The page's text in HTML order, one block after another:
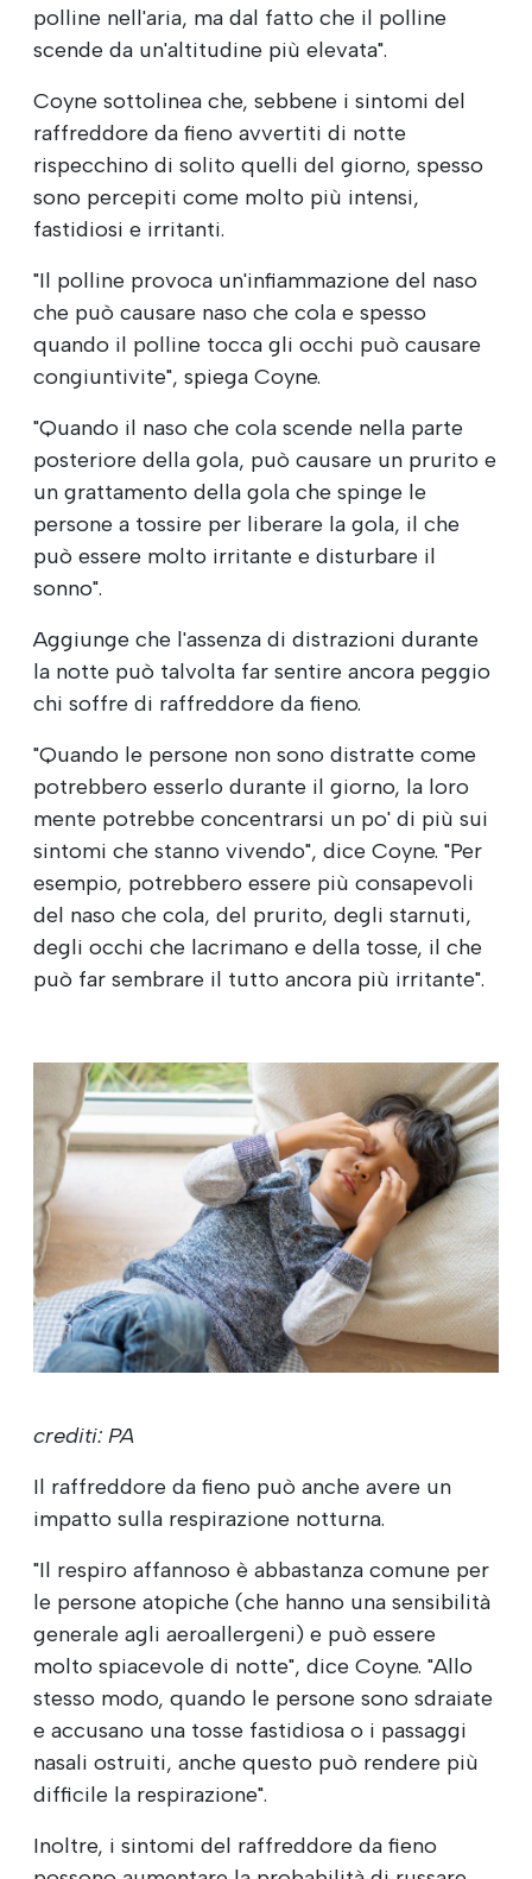
polline nell'aria, ma dal fatto che il polline
scende da un'altitudine più elevata".
Coyne sottolinea che, sebbene i sintomi del
raffreddore da fieno avvertiti di notte
rispecchino di solito quelli del giorno, spesso
sono percepiti come molto più intensi,
fastidiosi e irritanti.
"Il polline provoca un'infiammazione del naso
che può causare naso che cola e spesso
quando il polline tocca gli occhi può causare
congiuntivite", spiega Coyne.
"Quando il naso che cola scende nella parte
posteriore della gola, può causare un prurito e
un grattamento della gola che spinge le
persone a tossire per liberare la gola, il che
può essere molto irritante e disturbare il
sonno".
Aggiunge che l'assenza di distrazioni durante
la notte può talvolta far sentire ancora peggio
chi soffre di raffreddore da fieno.
"Quando le persone non sono distratte come
potrebbero esserlo durante il giorno, la loro
mente potrebbe concentrarsi un po' di più sui
sintomi che stanno vivendo", dice Coyne. "Per
esempio, potrebbero essere più consapevoli
del naso che cola, del prurito, degli starnuti,
degli occhi che lacrimano e della tosse, il che
può far sembrare il tutto ancora più irritante".
crediti: PA
Il raffreddore da fieno può anche avere un
impatto sulla respirazione notturna.
"Il respiro affannoso è abbastanza comune per
le persone atopiche (che hanno una sensibilità
generale agli aeroallergeni) e può essere
molto spiacevole di notte", dice Coyne. "Allo
stesso modo, quando le persone sono sdraiate
e accusano una tosse fastidiosa o i passaggi
nasali ostruiti, anche questo può rendere più
difficile la respirazione".
Inoltre, i sintomi del raffreddore da fieno